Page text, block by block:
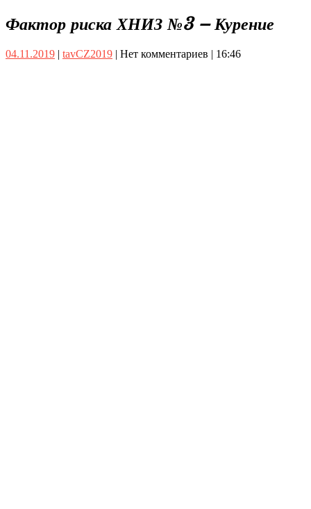
Close
Button
Фактор риска ХНИЗ №3 – Курение
04.11.201904.11.2019
| tavCZ2019tavCZ2019
| Нет комментариев | 16:46